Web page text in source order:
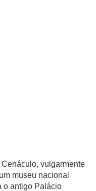
vulgarmente
museu nacional
o antigo Palácio